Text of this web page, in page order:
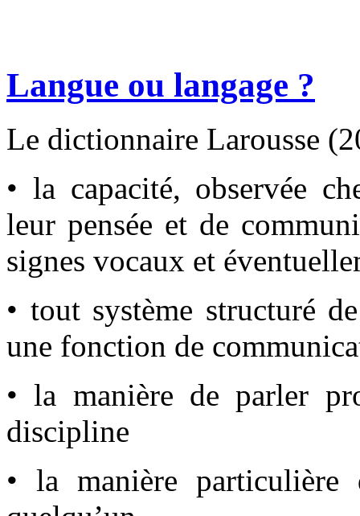
Langue ou langage ?
Le dictionnaire Larousse
• la capacité, observée
leur pensée et de
signes vocaux et
• tout système structuré
une fonction de
• la manière de parler
discipline
• la manière particulière